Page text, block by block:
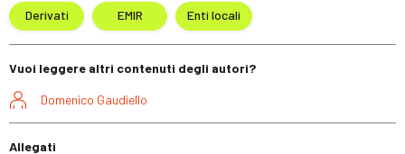
Derivati EMIR Enti locali
Vuoi leggere altri contenuti degli autori?
Domenico Gaudiello
Allegati